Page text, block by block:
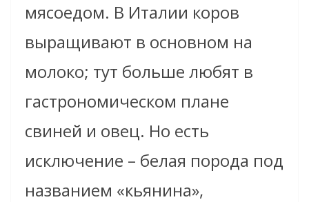
мясоедом. В Италии коров
выращивают в основном на
молоко; тут больше любят в
гастрономическом плане
свиней и овец. Но есть
исключение – белая порода под
названием «кьянина»,